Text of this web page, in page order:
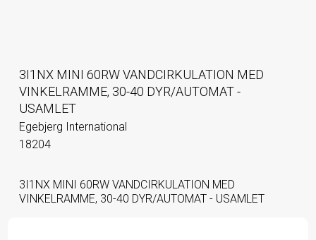
3I1NX MINI 60RW VANDCIRKULATION MED
VINKELRAMME, 30-40 DYR/AUTOMAT -
USAMLET
Egebjerg International
18204
3I1NX MINI 60RW VANDCIRKULATION MED
VINKELRAMME, 30-40 DYR/AUTOMAT - USAMLET